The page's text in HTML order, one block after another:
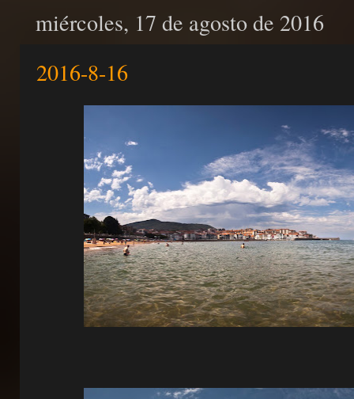
miércoles, 17 de agosto de 2016
2016-8-16